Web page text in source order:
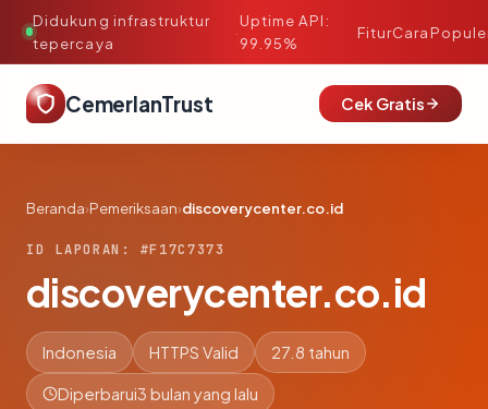
Didukung infrastruktur
tepercaya
·
Uptime API:
99.95%
FiturCara
CemerlanTrust Cek Gratis
Beranda›Pemeriksaan›discoverycenter.co.id
ID LAPORAN: #F17C7373
discoverycenter.co.id
Indonesia HTTPS Valid 27.8 tahun
Diperbarui3 bulan yang lalu